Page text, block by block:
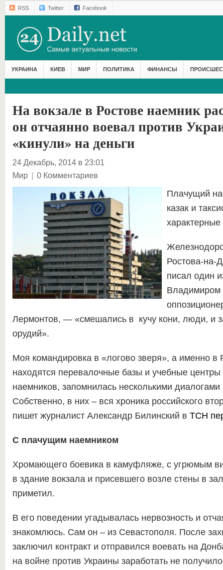
RSS Twitter Facebook
УКРАИНА КИЕВ МИР ПОЛИТИКА ФИНАНСЫ
На вокзале в Ростове наемник
он отчаянно воевал против
«кинули» на деньги
24 Декабрь, 2014 в 23:01
Мир | 0 Комментариев
Плачущий
казак и
Ростова-на-
писал один
Владимиром
Лермонтов, — «смешались в кучу кони, люди, и
орудий».
Моя командировка в «логово зверя», а именно в
находятся перевалочные базы и учебные центры
наемников, запомнилась несколькими
Собственно, в них – вся хроника российского
пишет журналист Александр Билинский в ТСН
С плачущим наемником
Хромающего боевика в камуфляже, с угрюмым
в здание вокзала и присевшего возле стены в
приметил.
В его поведении угадывалась нервозность и
знакомлюсь. Сам он – из Севастополя. После
заключил контракт и отправился воевать на
на войне против Украины заработать не